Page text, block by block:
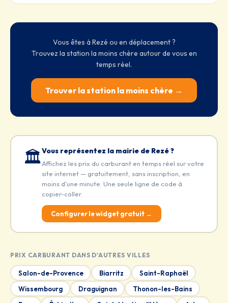
Vous êtes à Rezé ou en déplacement ?
Trouvez la station la moins chère autour de vous en
temps réel.
Trouver la station la moins chère →
🏛️Vous représentez la mairie de Rezé ?
Affichez les prix du carburant en temps réel sur votre
site internet — gratuitement, sans inscription, en
moins d'une minute. Une seule ligne de code à
copier-coller.
Configurer le widget gratuit →
PRIX CARBURANT DANS D'AUTRES VILLES
Salon-de-Provence Biarritz
Saint-Raphaël
Wissembourg
Draguignan
Thonon-les-Bains